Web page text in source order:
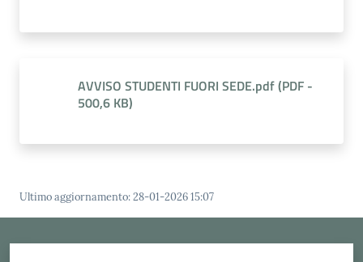
AVVISO STUDENTI FUORI SEDE.pdf(PDF -
500,6 KB)
Ultimo aggiornamento:28-01-2026 15:07